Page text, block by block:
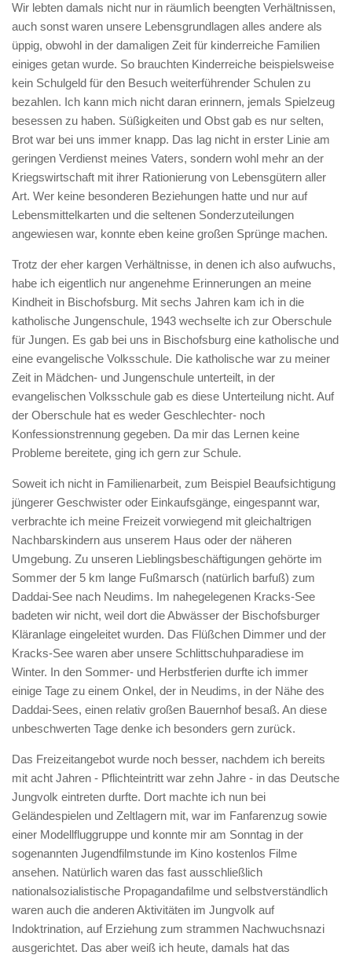
Wir lebten damals nicht nur in räumlich beengten Verhältnissen,
auch sonst waren unsere Lebensgrundlagen alles andere als
üppig, obwohl in der damaligen Zeit für kinderreiche Familien
einiges getan wurde. So brauchten Kinderreiche beispielsweise
kein Schulgeld für den Besuch weiterführender Schulen zu
bezahlen. Ich kann mich nicht daran erinnern, jemals Spielzeug
besessen zu haben. Süßigkeiten und Obst gab es nur selten,
Brot war bei uns immer knapp. Das lag nicht in erster Linie am
geringen Verdienst meines Vaters, sondern wohl mehr an der
Kriegswirtschaft mit ihrer Rationierung von Lebensgütern aller
Art. Wer keine besonderen Beziehungen hatte und nur auf
Lebensmittelkarten und die seltenen Sonderzuteilungen
angewiesen war, konnte eben keine großen Sprünge machen.
Trotz der eher kargen Verhältnisse, in denen ich also aufwuchs,
habe ich eigentlich nur angenehme Erinnerungen an meine
Kindheit in Bischofsburg. Mit sechs Jahren kam ich in die
katholische Jungenschule, 1943 wechselte ich zur Oberschule
für Jungen. Es gab bei uns in Bischofsburg eine katholische und
eine evangelische Volksschule. Die katholische war zu meiner
Zeit in Mädchen- und Jungenschule unterteilt, in der
evangelischen Volksschule gab es diese Unterteilung nicht. Auf
der Oberschule hat es weder Geschlechter- noch
Konfessionstrennung gegeben. Da mir das Lernen keine
Probleme bereitete, ging ich gern zur Schule.
Soweit ich nicht in Familienarbeit, zum Beispiel Beaufsichtigung
jüngerer Geschwister oder Einkaufsgänge, eingespannt war,
verbrachte ich meine Freizeit vorwiegend mit gleichaltrigen
Nachbarskindern aus unserem Haus oder der näheren
Umgebung. Zu unseren Lieblingsbeschäftigungen gehörte im
Sommer der 5 km lange Fußmarsch (natürlich barfuß) zum
Daddai-See nach Neudims. Im nahegelegenen Kracks-See
badeten wir nicht, weil dort die Abwässer der Bischofsburger
Kläranlage eingeleitet wurden. Das Flüßchen Dimmer und der
Kracks-See waren aber unsere Schlittschuhparadiese im
Winter. In den Sommer- und Herbstferien durfte ich immer
einige Tage zu einem Onkel, der in Neudims, in der Nähe des
Daddai-Sees, einen relativ großen Bauernhof besaß. An diese
unbeschwerten Tage denke ich besonders gern zurück.
Das Freizeitangebot wurde noch besser, nachdem ich bereits
mit acht Jahren - Pflichteintritt war zehn Jahre - in das Deutsche
Jungvolk eintreten durfte. Dort machte ich nun bei
Geländespielen und Zeltlagern mit, war im Fanfarenzug sowie
einer Modellfluggruppe und konnte mir am Sonntag in der
sogenannten Jugendfilmstunde im Kino kostenlos Filme
ansehen. Natürlich waren das fast ausschließlich
nationalsozialistische Propagandafilme und selbstverständlich
waren auch die anderen Aktivitäten im Jungvolk auf
Indoktrination, auf Erziehung zum strammen Nachwuchsnazi
ausgerichtet. Das aber weiß ich heute, damals hat das